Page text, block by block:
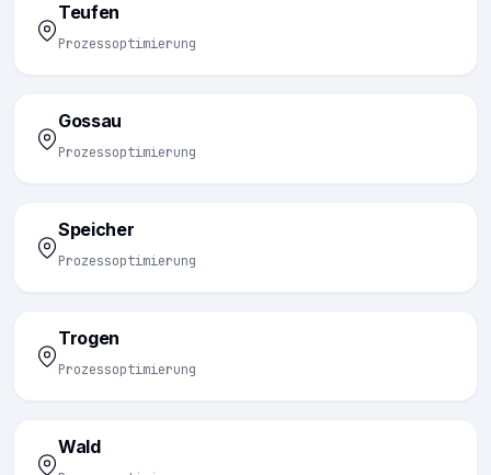
Teufen
Prozessoptimierung
Gossau
Prozessoptimierung
Speicher
Prozessoptimierung
Trogen
Prozessoptimierung
Wald